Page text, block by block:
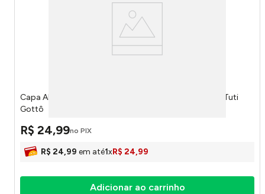
Capa Almofada Geométrica Veludo 30x50cm 2628 - Tuti
Gottô
R$ 24,99no PIX
R$ 24,99 em até1xR$ 24,99
Adicionar ao carrinho